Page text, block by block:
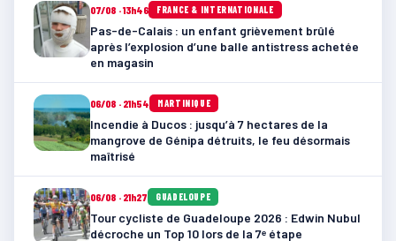
07/08 · 13h46 FRANCE & INTERNATIONALE
Pas-de-Calais : un enfant grièvement brûlé
après l’explosion d’une balle antistress achetée
en magasin
06/08 · 21h54 MARTINIQUE
Incendie à Ducos : jusqu’à 7 hectares de la
mangrove de Génipa détruits, le feu désormais
maîtrisé
06/08 · 21h27 GUADELOUPE
Tour cycliste de Guadeloupe 2026 : Edwin Nubul
décroche un Top 10 lors de la 7ᵉ étape